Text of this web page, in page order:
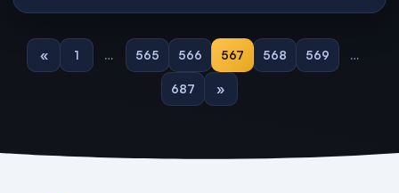
« 1 … 565 566 567 568 569 …
687 »